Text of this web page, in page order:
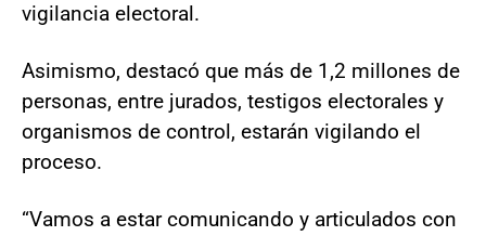
vigilancia electoral.
Asimismo, destacó que más de 1,2 millones de
personas, entre jurados, testigos electorales y
organismos de control, estarán vigilando el
proceso.
“Vamos a estar comunicando y articulados con